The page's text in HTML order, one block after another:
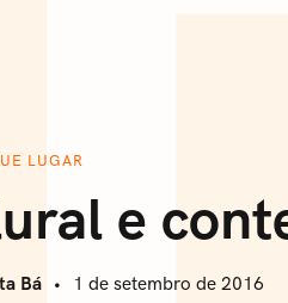
LUGAR
e
Bá 1 de setembro de 2016